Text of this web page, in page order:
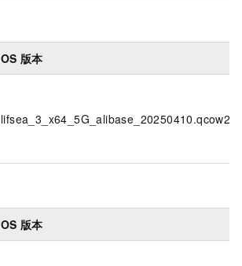
OS 版本
lifsea_3_x64_5G_alibase_20250410.qcow2
OS 版本